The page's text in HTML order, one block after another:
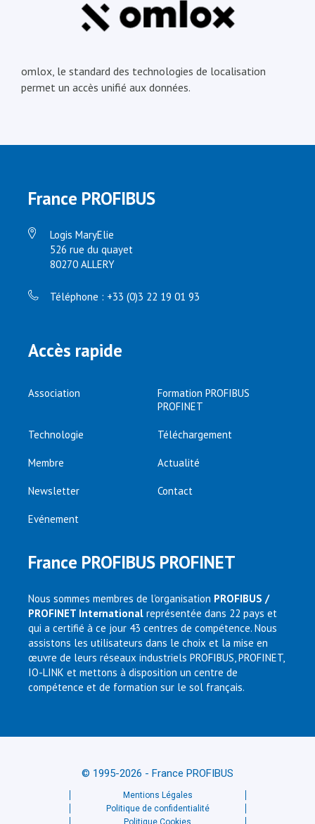
omlox, le standard des technologies de localisation
permet un accès unifié aux données.
France PROFIBUS
Logis MaryElie
526 rue du quayet
80270 ALLERY
Téléphone : +33 (0)3 22 19 01 93
Accès rapide
Association
Formation PROFIBUS
PROFINET
Technologie Téléchargement
Membre Actualité
Newsletter Contact
Evénement
France PROFIBUS PROFINET
Nous sommes membres de l’organisation PROFIBUS /
PROFINET International représentée dans 22 pays et
qui a certifié à ce jour 43 centres de compétence. Nous
assistons les utilisateurs dans le choix et la mise en
œuvre de leurs réseaux industriels PROFIBUS, PROFINET,
IO-LINK et mettons à disposition un centre de
compétence et de formation sur le sol français.
© 1995-2026 - France PROFIBUS
Mentions Légales
Politique de confidentialité
Politique Cookies